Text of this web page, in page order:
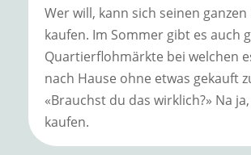
Wer will, kann sich seinen
kaufen. Im Sommer gibt es auch
Quartierflohmärkte bei welchen
nach Hause ohne etwas gekauft
«Brauchst du das wirklich?» Na
kaufen.